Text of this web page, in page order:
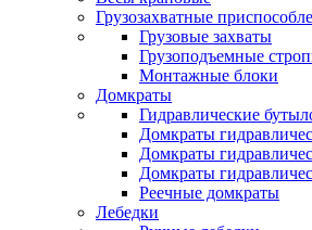
Грузозахватные
Грузовые захваты
Грузоподъемные
Монтажные блоки
Домкраты
Гидравлические
Домкраты
Домкраты
Домкраты
Реечные домкраты
Лебедки